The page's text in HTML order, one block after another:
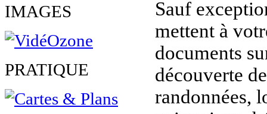
IMAGES
PRATIQUE
Sauf
mettent à
documents
découverte
randonnées,